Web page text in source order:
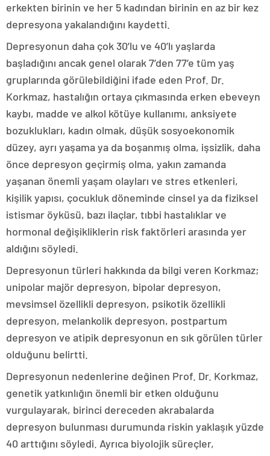
erkekten birinin ve her 5 kadından birinin en az bir kez
depresyona yakalandığını kaydetti.
Depresyonun daha çok 30’lu ve 40’lı yaşlarda
başladığını ancak genel olarak 7’den 77’e tüm yaş
gruplarında görülebildiğini ifade eden Prof. Dr.
Korkmaz, hastalığın ortaya çıkmasında erken ebeveyn
kaybı, madde ve alkol kötüye kullanımı, anksiyete
bozuklukları, kadın olmak, düşük sosyoekonomik
düzey, ayrı yaşama ya da boşanmış olma, işsizlik, daha
önce depresyon geçirmiş olma, yakın zamanda
yaşanan önemli yaşam olayları ve stres etkenleri,
kişilik yapısı, çocukluk döneminde cinsel ya da fiziksel
istismar öyküsü, bazı ilaçlar, tıbbi hastalıklar ve
hormonal değişikliklerin risk faktörleri arasında yer
aldığını söyledi.
Depresyonun türleri hakkında da bilgi veren Korkmaz;
unipolar majör depresyon, bipolar depresyon,
mevsimsel özellikli depresyon, psikotik özellikli
depresyon, melankolik depresyon, postpartum
depresyon ve atipik depresyonun en sık görülen türler
olduğunu belirtti.
Depresyonun nedenlerine değinen Prof. Dr. Korkmaz,
genetik yatkınlığın önemli bir etken olduğunu
vurgulayarak, birinci dereceden akrabalarda
depresyon bulunması durumunda riskin yaklaşık yüzde
40 arttığını söyledi. Ayrıca biyolojik süreçler,